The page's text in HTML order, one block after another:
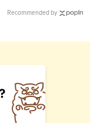
Recommended by